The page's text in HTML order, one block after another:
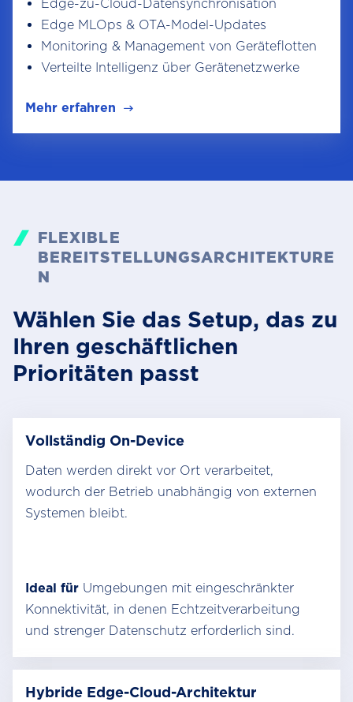
Edge-zu-Cloud-Datensynchronisation
Edge MLOps & OTA-Model-Updates
Monitoring & Management von Geräteflotten
Verteilte Intelligenz über Gerätenetzwerke
Mehr erfahren
FLEXIBLE
BEREITSTELLUNGSARCHITEKTURE
N
Wählen Sie das Setup, das zu
Ihren geschäftlichen
Prioritäten passt
Vollständig On-Device
Daten werden direkt vor Ort verarbeitet,
wodurch der Betrieb unabhängig von externen
Systemen bleibt.
Ideal für Umgebungen mit eingeschränkter
Konnektivität, in denen Echtzeitverarbeitung
und strenger Datenschutz erforderlich sind.
Hybride Edge-Cloud-Architektur